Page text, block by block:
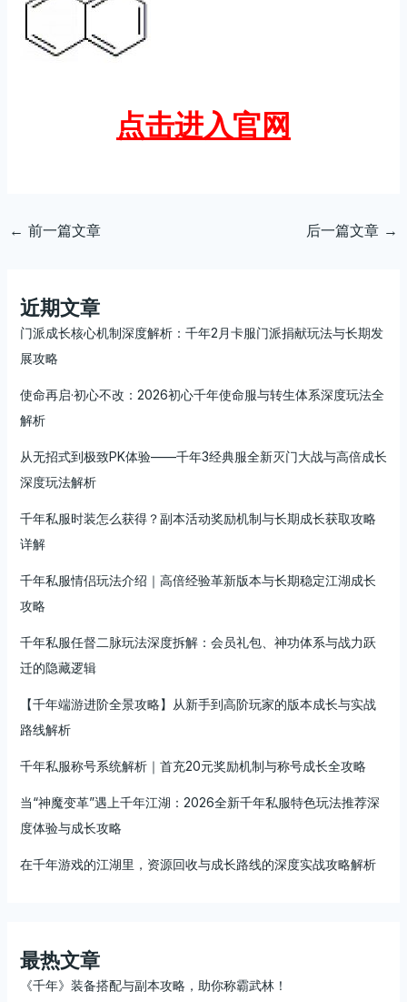
点击进入官网
← 前一篇文章 后一篇文章 →
近期文章
门派成长核心机制深度解析：千年2月卡服门派捐献玩法与长期发
展攻略
使命再启·初心不改：2026初心千年使命服与转生体系深度玩法全
解析
从无招式到极致PK体验——千年3经典服全新灭门大战与高倍成长
深度玩法解析
千年私服时装怎么获得？副本活动奖励机制与长期成长获取攻略
详解
千年私服情侣玩法介绍｜高倍经验革新版本与长期稳定江湖成长
攻略
千年私服任督二脉玩法深度拆解：会员礼包、神功体系与战力跃
迁的隐藏逻辑
【千年端游进阶全景攻略】从新手到高阶玩家的版本成长与实战
路线解析
千年私服称号系统解析｜首充20元奖励机制与称号成长全攻略
当“神魔变革”遇上千年江湖：2026全新千年私服特色玩法推荐深
度体验与成长攻略
在千年游戏的江湖里，资源回收与成长路线的深度实战攻略解析
最热文章
《千年》装备搭配与副本攻略，助你称霸武林！